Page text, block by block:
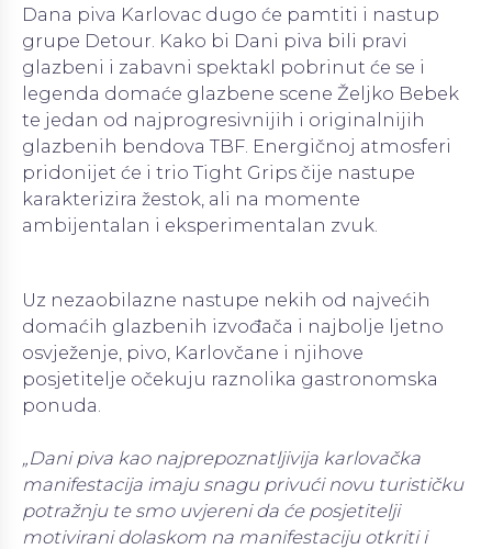
Dana piva Karlovac dugo će pamtiti i nastup
grupe Detour. Kako bi Dani piva bili pravi
glazbeni i zabavni spektakl pobrinut će se i
legenda domaće glazbene scene Željko Bebek
te jedan od najprogresivnijih i originalnijih
glazbenih bendova TBF. Energičnoj atmosferi
pridonijet će i trio Tight Grips čije nastupe
karakterizira žestok, ali na momente
ambijentalan i eksperimentalan zvuk.
Uz nezaobilazne nastupe nekih od najvećih
domaćih glazbenih izvođača i najbolje ljetno
osvježenje, pivo, Karlovčane i njihove
posjetitelje očekuju raznolika gastronomska
ponuda.
„Dani piva kao najprepoznatljivija karlovačka
manifestacija imaju snagu privući novu turističku
potražnju te smo uvjereni da će posjetitelji
motivirani dolaskom na manifestaciju otkriti i